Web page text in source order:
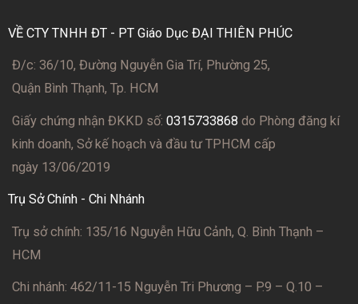
VỀ CTY TNHH ĐT - PT Giáo Dục ĐẠI THIÊN PHÚC
Đ/c: 36/10, Đường Nguyễn Gia Trí, Phường 25,
Quận Bình Thạnh, Tp. HCM
Giấy chứng nhận ĐKKD số: 0315733868 do Phòng đăng kí
kinh doanh, Sở kế hoạch và đầu tư TPHCM cấp
ngày 13/06/2019
Trụ Sở Chính - Chi Nhánh
Trụ sở chính: 135/16 Nguyễn Hữu Cảnh, Q. Bình Thạnh –
HCM
Chi nhánh: 462/11-15 Nguyễn Tri Phương – P.9 – Q.10 –